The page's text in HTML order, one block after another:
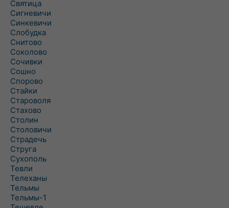
Святица
Сигневичи
Синкевичи
Слобудка
Снитово
Соколово
Сочивки
Сошно
Спорово
Стайки
Староволя
Стахово
Столин
Столовичи
Страдечь
Струга
Сухополь
Тевли
Телеханы
Тельмы
Тельмы-1